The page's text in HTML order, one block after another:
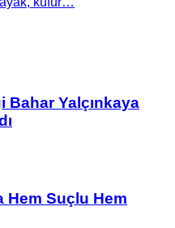
Bahar Yalçınkaya
Hem Suçlu Hem